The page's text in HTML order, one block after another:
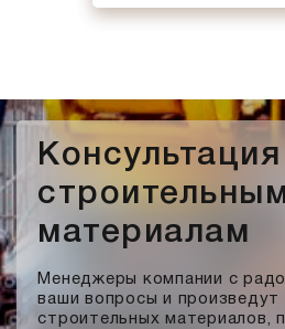
материалам
Менеджеры компании с
ваши вопросы и произведут
строительных материалов,